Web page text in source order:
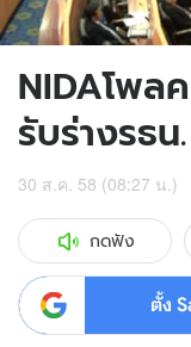
NIDAโพล
รับร่างรธน.
30 ส.ค. 58 (08:27 น.)
กดฟัง
ตั้ง